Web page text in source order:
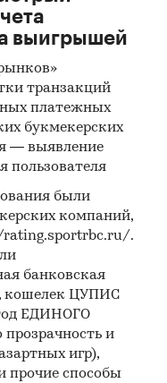
Поиск и анализ
источников,
и
с
товары / Книги,
выигрышей
транзакций
платежных
букмекерских
— выявление
пользователя
были
компаний,
rating.sportrbc.ru/.
банковская
кошелек ЦУПИС
ЕДИНОГО
прозрачность и
игр),
прочие способы